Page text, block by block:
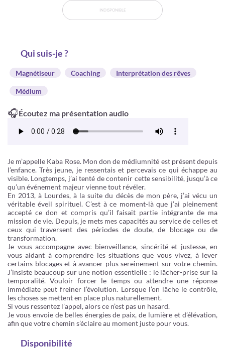
INDISPONIBLE
Qui suis-je ?
Magnétiseur Coaching Interprétation des rêves
Médium
🎧Écoutez ma présentation audio
Je m’appelle Kaba Rose. Mon don de médiumnité est présent depuis
l’enfance. Très jeune, je ressentais et percevais ce qui échappe au
visible. Longtemps, j’ai tenté de contenir cette sensibilité, jusqu’à ce
qu’un événement majeur vienne tout révéler.
En 2013, à Lourdes, à la suite du décès de mon père, j’ai vécu un
véritable éveil spirituel. C’est à ce moment-là que j’ai pleinement
accepté ce don et compris qu’il faisait partie intégrante de ma
mission de vie. Depuis, je mets mes capacités au service de celles et
ceux qui traversent des périodes de doute, de blocage ou de
transformation.
Je vous accompagne avec bienveillance, sincérité et justesse, en
vous aidant à comprendre les situations que vous vivez, à lever
certains blocages et à avancer plus sereinement sur votre chemin.
J’insiste beaucoup sur une notion essentielle : le lâcher-prise sur la
temporalité. Vouloir forcer le temps ou attendre une réponse
immédiate peut freiner l’évolution. Lorsque l’on lâche le contrôle,
les choses se mettent en place plus naturellement.
Si vous ressentez l’appel, alors ce n’est pas un hasard.
Je vous envoie de belles énergies de paix, de lumière et d’élévation,
afin que votre chemin s’éclaire au moment juste pour vous.
Disponibilité